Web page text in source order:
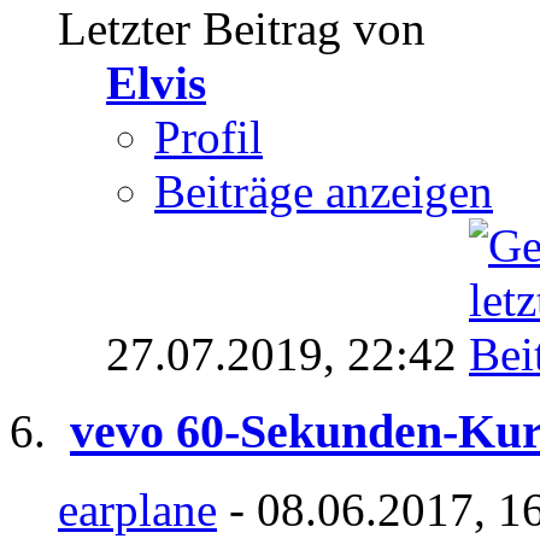
Letzter Beitrag von
Elvis
Profil
Beiträge anzeigen
27.07.2019, 22:42
vevo 60-Sekunden-
earplane - 08.06.2017,